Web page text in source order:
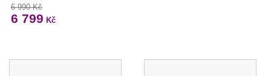
6 990 Kč
6 799 Kč